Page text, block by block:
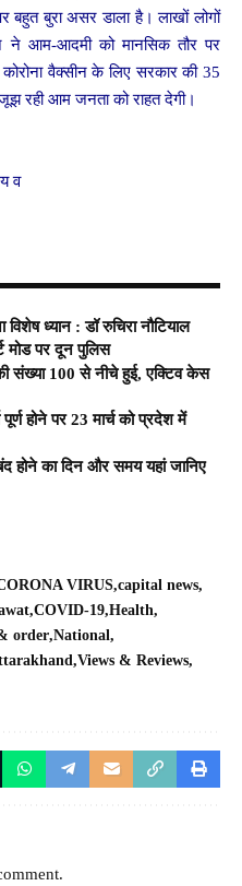
बुरा असर डाला है। लाखों लोगों
ने आम-आदमी को मानसिक तौर पर
वैक्सीन के लिए सरकार की 35
रही आम जनता को राहत देगी।
व
ध्यान : डॉ रुचिरा नौटियाल
मोड पर दून पुलिस
संख्या 100 से नीचे हुई, एक्टिव केस
होने पर 23 मार्च को प्रदेश में
होने का दिन और समय यहां जानिए
VIRUS capital news
COVID-19 Health
order National
Views & Reviews